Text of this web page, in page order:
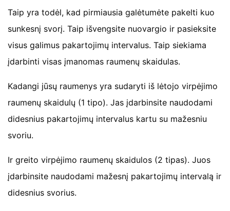
Taip yra todėl, kad pirmiausia galėtumėte pakelti kuo
sunkesnį svorį. Taip išvengsite nuovargio ir pasieksite
visus galimus pakartojimų intervalus. Taip siekiama
įdarbinti visas įmanomas raumenų skaidulas.
Kadangi jūsų raumenys yra sudaryti iš lėtojo virpėjimo
raumenų skaidulų (1 tipo). Jas įdarbinsite naudodami
didesnius pakartojimų intervalus kartu su mažesniu
svoriu.
Ir greito virpėjimo raumenų skaidulos (2 tipas). Juos
įdarbinsite naudodami mažesnį pakartojimų intervalą ir
didesnius svorius.